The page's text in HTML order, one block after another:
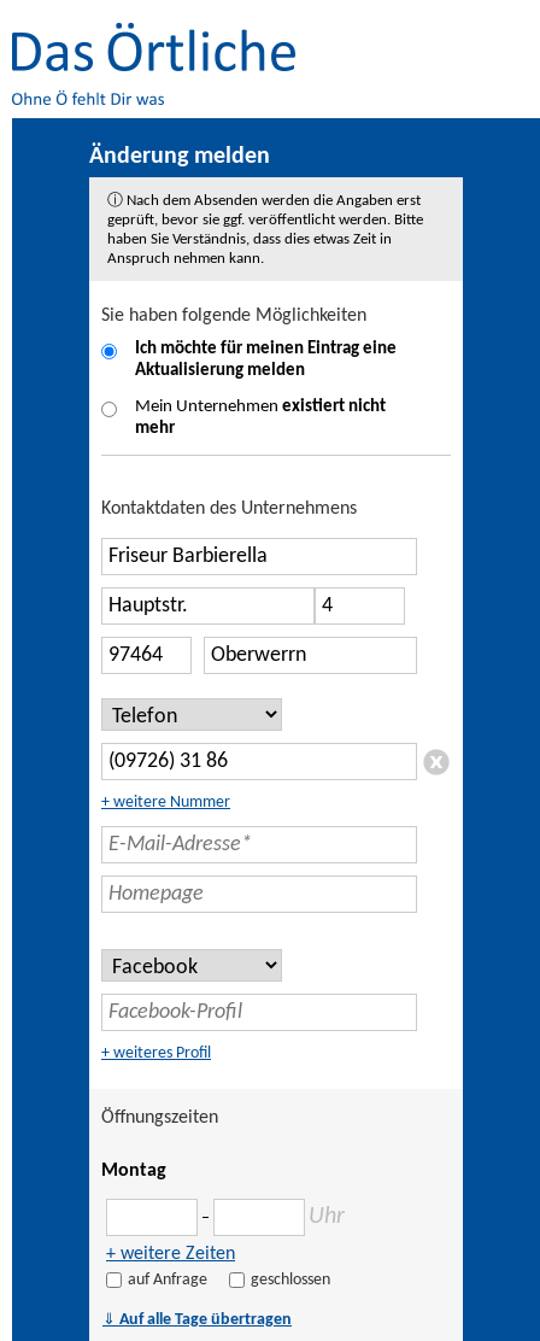
Änderung melden
ⓘ Nach dem Absenden werden die Angaben erst
geprüft, bevor sie ggf. veröffentlicht werden. Bitte
haben Sie Verständnis, dass dies etwas Zeit in
Anspruch nehmen kann.
Sie haben folgende Möglichkeiten
Ich möchte für meinen Eintrag eine
Aktualisierung melden
Mein Unternehmen existiert nicht
mehr
Kontaktdaten des Unternehmens
+ weitere Nummer
+ weiteres Profil
Öffnungszeiten
Montag
– Uhr
+ weitere Zeiten
auf Anfrage geschlossen
⇓ Auf alle Tage übertragen